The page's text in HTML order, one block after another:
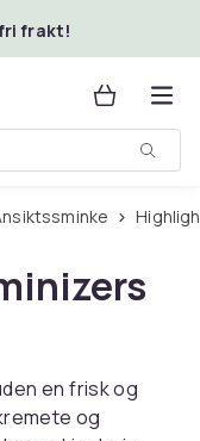
frakt!
Ansiktssminke
en frisk og
og